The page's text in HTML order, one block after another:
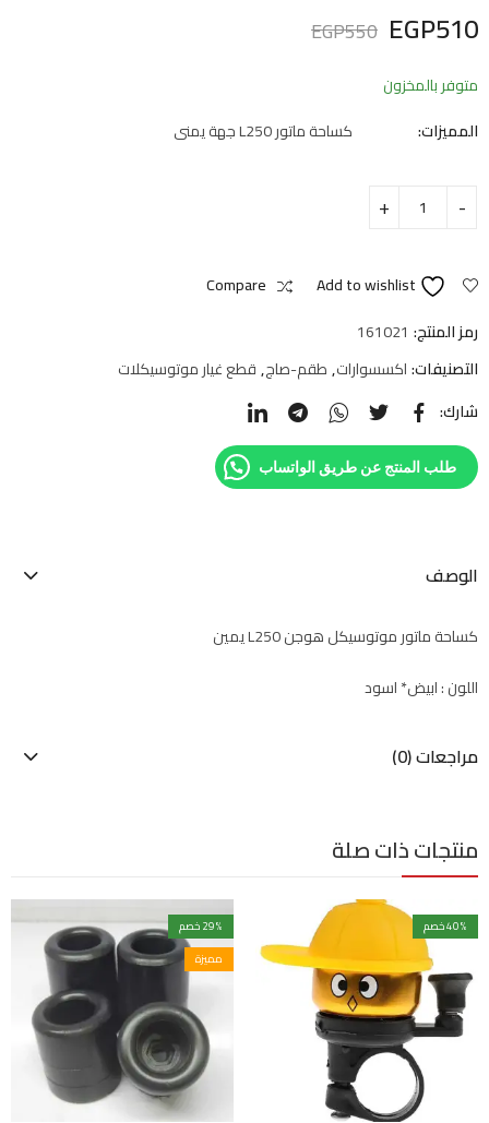
EGP510
EGP550
متوفر بالمخزون
المميزات:
كساحة ماتور L250 جهة يمنى
Add to wishlist
Compare
رمز المنتج: 161021
التصنيفات:اكسسوارات,طقم-صاج,قطع غيار موتوسيكلات
شارك:
طلب المنتج عن طريق الواتساب
الوصف
كساحة ماتور موتوسيكل هوجن L250 يمين
اللون : ابيض* اسود
مراجعات (0)
منتجات ذات صلة
40% خصم 29% خصم
مميزة